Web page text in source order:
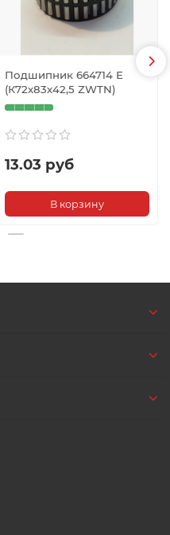
Подшипник 664714 Е
(К72х83х42,5 ZWTN)
13.03 руб
В корзину